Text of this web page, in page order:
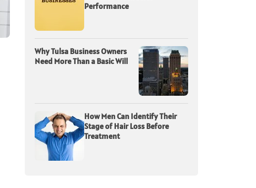
Performance
Why Tulsa Business Owners
Need More Than a Basic Will
How Men Can Identify Their
Stage of Hair Loss Before
Treatment